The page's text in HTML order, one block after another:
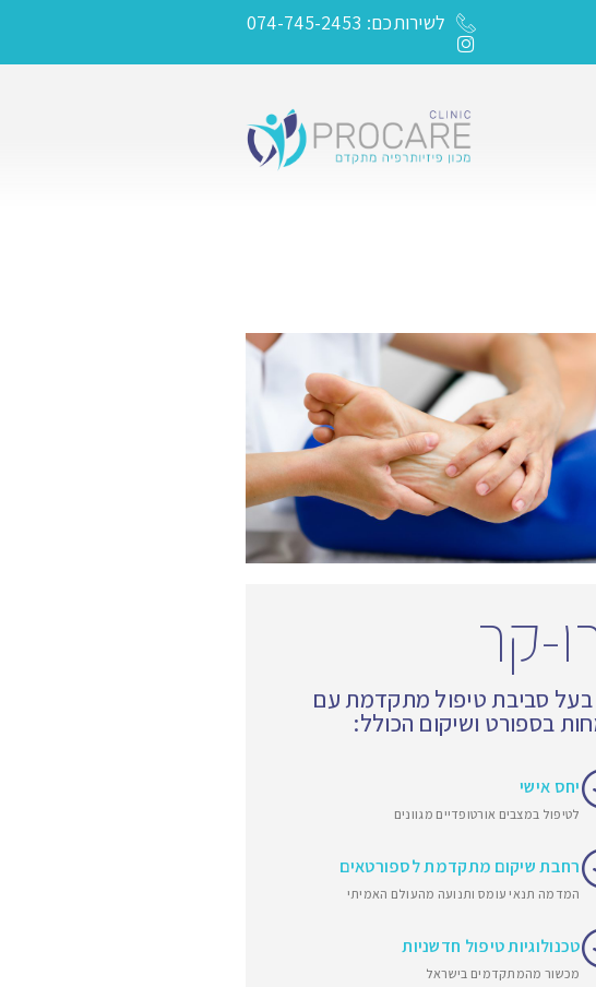
לשירותכם: 074-745-2453
קר
בעל סביבת טיפול מתקדמת עם
בספורט ושיקום הכולל:
יחס אישי
לטיפול במצבים אורטופדיים מגוונים
רחבת שיקום מתקדמת לספורטאים
המדמה תנאי עומס ותנועה מהעולם האמיתי
טכנולוגיות טיפול חדשניות
מכשור מהמתקדמים בישראל